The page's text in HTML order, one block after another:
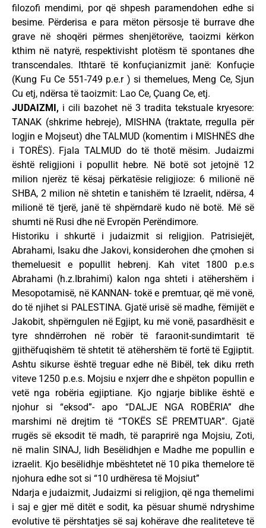
filozofi mendimi, por që shpesh paramendohen edhe si
besime. Përderisa e para mëton përsosje të burrave dhe
grave në shoqëri përmes shenjëtorëve, taoizmi kërkon
kthim në natyrë, respektivisht plotësm të spontanes dhe
transcendales. Ithtarë të konfuçianizmit janë: Konfuçie
(Kung Fu Ce 551-749 p.e.r ) si themelues, Meng Ce, Sjun
Cu etj, ndërsa të taoizmit: Lao Ce, Çuang Ce, etj.
JUDAIZMI, i cili bazohet në 3 tradita tekstuale kryesore:
TANAK (shkrime hebreje), MISHNA (traktate, rregulla për
logjin e Mojseut) dhe TALMUD (komentim i MISHNËS dhe
i TORËS). Fjala TALMUD do të thotë mësim. Judaizmi
është religjioni i popullit hebre. Në botë sot jetojnë 12
milion njerëz të kësaj përkatësie religjioze: 6 milionë në
SHBA, 2 milion në shtetin e tanishëm të Izraelit, ndërsa, 4
milionë të tjerë, janë të shpërndarë kudo në botë. Më së
shumti në Rusi dhe në Evropën Perëndimore.
Historiku i shkurtë i judaizmit si religjion. Patrisiejët,
Abrahami, Isaku dhe Jakovi, konsiderohen dhe çmohen si
themeluesit e popullit hebrenj. Kah vitet 1800 p.e.s
Abrahami (h.z.Ibrahimi) kalon nga shteti i atëhershëm i
Mesopotamisë, në KANNAN- tokë e premtuar, që më vonë,
do të njihet si PALESTINA. Gjatë urisë së madhe, fëmijët e
Jakobit, shpërngulen në Egjipt, ku më vonë, pasardhësit e
tyre shndërrohen në robër të faraonit-sundimtarit të
gjithëfuqishëm të shtetit të atëhershëm të fortë të Egjiptit.
Ashtu sikurse është treguar edhe në Bibël, tek diku rreth
viteve 1250 p.e.s. Mojsiu e nxjerr dhe e shpëton popullin e
vetë nga robëria egjiptiane. Kjo ngjarje biblike është e
njohur si “eksod”- apo “DALJE NGA ROBËRIA” dhe
marshimi në drejtim të “TOKËS SË PREMTUAR”. Gjatë
rrugës së eksodit të madh, të paraprirë nga Mojsiu, Zoti,
në malin SINAJ, lidh Besëlidhjen e Madhe me popullin e
izraelit. Kjo besëlidhje mbështetet në 10 pika themelore të
njohura edhe sot si “10 urdhëresa të Mojsiut”
Ndarja e judaizmit, Judaizmi si religjion, që nga themelimi
i saj e gjer më ditët e sodit, ka pësuar shumë ndryshime
evolutive të përshtatjes së saj kohërave dhe realiteteve të